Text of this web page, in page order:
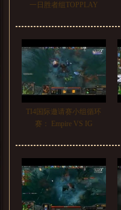
一日胜者组TOPPLAY
TI4国际邀请赛小组循环
赛： Empire VS IG